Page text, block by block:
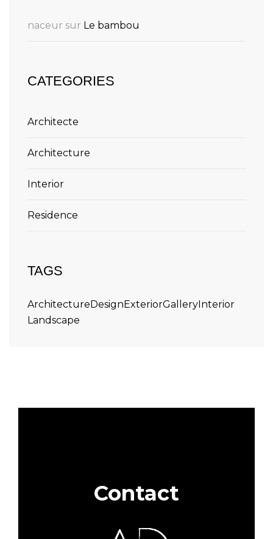
naceur sur Le bambou
CATEGORIES
Architecte
Architecture
Interior
Residence
TAGS
Architecture Design ExteriorGallery Interior
Landscape
Contact